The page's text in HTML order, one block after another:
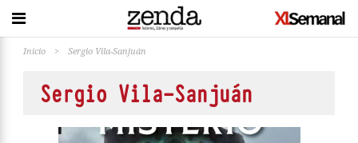
Inicio > Sergio Vila-Sanjuán
Sergio Vila-Sanjuán